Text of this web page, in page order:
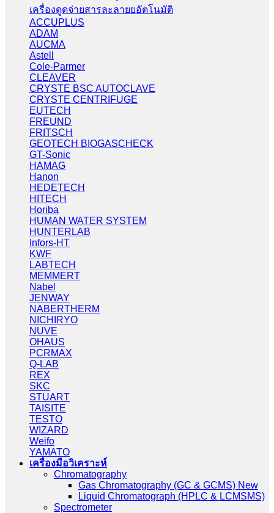
เครื่องดูดจ่ายสารละลายยอัตโนมัติ
ACCUPLUS
ADAM
AUCMA
Astell
Cole-Parmer
CLEAVER
CRYSTE BSC AUTOCLAVE
CRYSTE CENTRIFUGE
EUTECH
FREUND
FRITSCH
GEOTECH BIOGASCHECK
GT-Sonic
HAMAG
Hanon
HEDETECH
HITECH
Horiba
HUMAN WATER SYSTEM
HUNTERLAB
Infors-HT
KWF
LABTECH
MEMMERT
Nabel
JENWAY
NABERTHERM
NICHIRYO
NUVE
OHAUS
PCRMAX
Q-LAB
REX
SKC
STUART
TAISITE
TESTO
WIZARD
Weifo
YAMATO
เครื่องมือวิเคราะห์
Chromatography
Gas Chromatography (GC & GCMS) New
Liquid Chromatograph (HPLC & LCMSMS)
Spectrometer